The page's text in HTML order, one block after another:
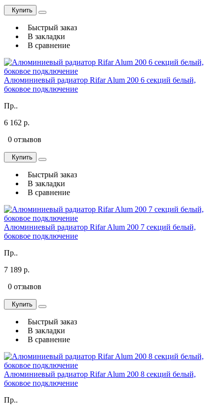
Купить
Быстрый заказ
В закладки
В сравнение
Алюминиевый радиатор Rifar Alum 200 6 секций белый,
боковое подключение
Пр..
6 162 р.
0 отзывов
Купить
Быстрый заказ
В закладки
В сравнение
Алюминиевый радиатор Rifar Alum 200 7 секций белый,
боковое подключение
Пр..
7 189 р.
0 отзывов
Купить
Быстрый заказ
В закладки
В сравнение
Алюминиевый радиатор Rifar Alum 200 8 секций белый,
боковое подключение
Пр..